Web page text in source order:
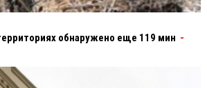
обнаружено еще 119 мин -